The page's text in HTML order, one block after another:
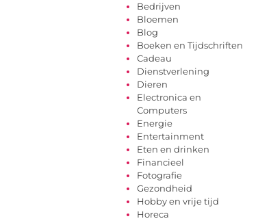
Bedrijven
Bloemen
Blog
Boeken en Tijdschriften
Cadeau
Dienstverlening
Dieren
Electronica en
Computers
Energie
Entertainment
Eten en drinken
Financieel
Fotografie
Gezondheid
Hobby en vrije tijd
Horeca